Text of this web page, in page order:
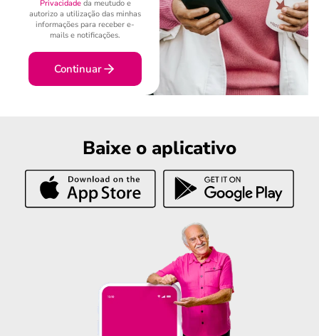
Privacidadeda meutudo e
autorizo a utilização das minhas
informações para receber e-
mails e notificações.
Continuar
Baixe o aplicativo